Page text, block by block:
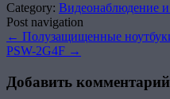
Category: Видеонаблюдение и
Post navigation
← Полузащищенные
PSW-2G4F →
Добавить комментарий